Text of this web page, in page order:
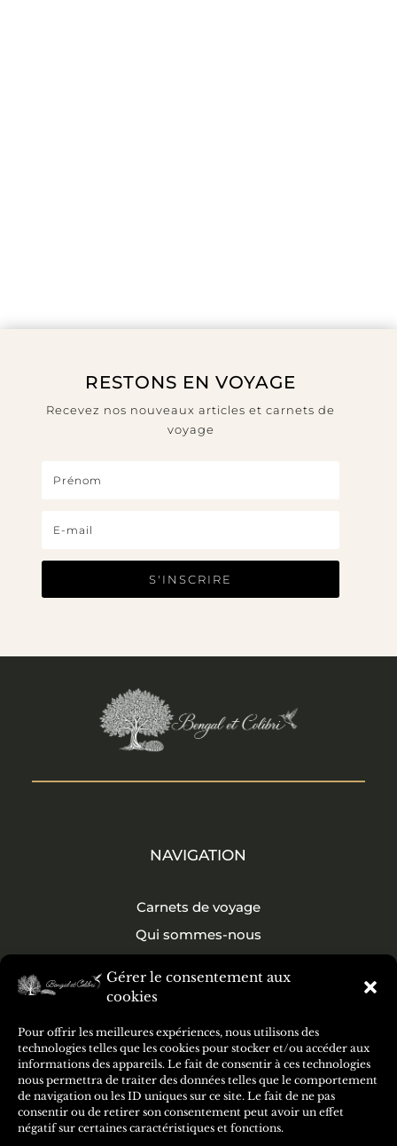
Gérer le consentement aux
cookies
Pour offrir les meilleures expériences, nous utilisons des
technologies telles que les cookies pour stocker et/ou accéder aux
informations des appareils. Le fait de consentir à ces technologies
nous permettra de traiter des données telles que le comportement
de navigation ou les ID uniques sur ce site. Le fait de ne pas
consentir ou de retirer son consentement peut avoir un effet
négatif sur certaines caractéristiques et fonctions.
RESTONS EN VOYAGE
Recevez nos nouveaux articles et carnets de
voyage
S'INSCRIRE
NAVIGATION
Carnets de voyage
Qui sommes-nous
SUIVEZ-NOUS
INFORMATIONS